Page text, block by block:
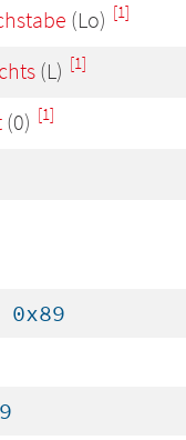
(Lo) [1]
(L) [1]
(0) [1]
0x89